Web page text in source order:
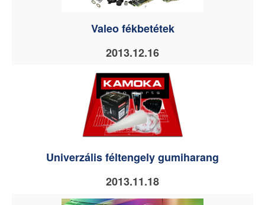
Valeo fékbetétek
2013.12.16
Univerzális féltengely gumiharang
2013.11.18